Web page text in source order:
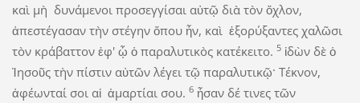
καὶ μὴ δυνάμενοι προσεγγίσαι αὐτῷ διὰ τὸν ὄχλον,
ἀπεστέγασαν τὴν στέγην ὅπου ἦν, καὶ ἐξορύξαντες χαλῶσι
τὸν κράβαττον ἐφ' ᾧ ὁ παραλυτικὸς κατέκειτο. 5ἰδὼν δὲ ὁ
Ἰησοῦς τὴν πίστιν αὐτῶν λέγει τῷ παραλυτικῷ· Τέκνον,
ἀφέωνταί σοι αἱ ἁμαρτίαι σου. 6ἦσαν δέ τινες τῶν